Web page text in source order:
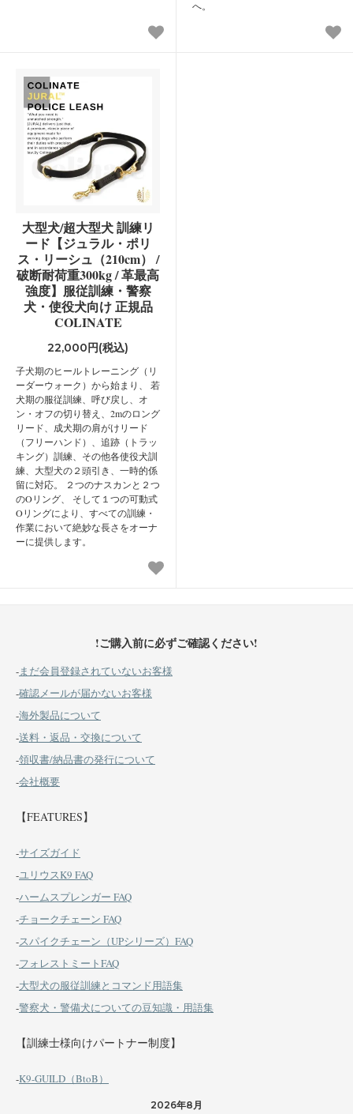
へ。
大型犬/超大型犬 訓練リ
ード【ジュラル・ポリ
ス・リーシュ（210cm） /
破断耐荷重300kg / 革最高
強度】服従訓練・警察
犬・使役犬向け 正規品
COLINATE
22,000円(税込)
子犬期のヒールトレーニング（リ
ーダーウォーク）から始まり、 若
犬期の服従訓練、呼び戻し、オ
ン・オフの切り替え、2mのロング
リード、成犬期の肩がけリード
（フリーハンド）、追跡（トラッ
キング）訓練、その他各使役犬訓
練、大型犬の２頭引き、一時的係
留に対応。 ２つのナスカンと２つ
のOリング、 そして１つの可動式
Oリングにより、すべての訓練・
作業において絶妙な長さをオーナ
ーに提供します。
!ご購入前に必ずご確認ください!
-まだ会員登録されていないお客様
-確認メールが届かないお客様
-海外製品について
-送料・返品・交換について
-領収書/納品書の発行について
-会社概要
【FEATURES】
-サイズガイド
-ユリウスK9 FAQ
-ハームスプレンガー FAQ
-チョークチェーン FAQ
-スパイクチェーン（UPシリーズ）FAQ
-フォレストミートFAQ
-大型犬の服従訓練とコマンド用語集
-警察犬・警備犬についての豆知識・用語集
【訓練士様向けパートナー制度】
-K9-GUILD（BtoB）
2026年8月